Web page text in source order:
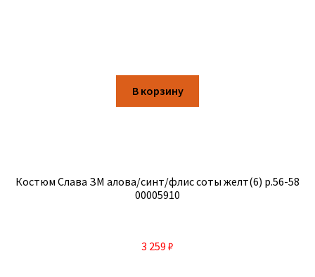
В корзину
Костюм Слава ЗМ алова/синт/флис соты желт(6) р.56-58
00005910
3 259 ₽